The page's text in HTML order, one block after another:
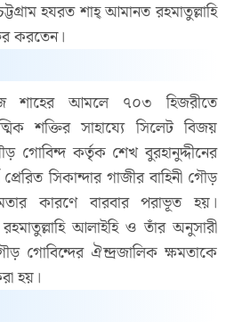
হযরত শাহ্ আমানত রহমাতুল্লাহি
করতেন।
শাহের আমলে ৭০৩ হিজরীতে
শক্তির সাহায্যে সিলেট বিজয়
কর্তৃক শেখ বুরহানুদ্দীনের
প্রেরিত সিকান্দার গাজীর বাহিনী গৌড়
কারণে বারবার পরাভূত হয়।
আলাইহি ও তাঁর অনুসারী
ঐন্দ্রজালিক ক্ষমতাকে
হয়।